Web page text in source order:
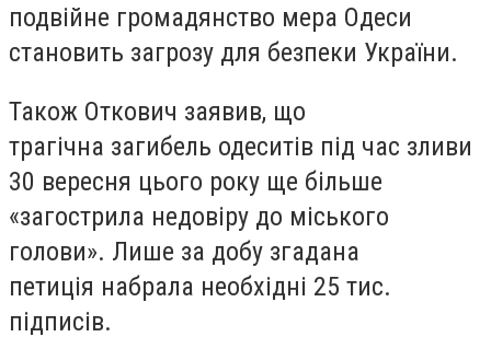
подвійне громадянство мера Одеси
становить загрозу для безпеки України.
Також Откович заявив, що
трагічна загибель одеситів під час зливи
30 вересня цього року ще більше
«загострила недовіру до міського
голови». Лише за добу згадана
петиція набрала необхідні 25 тис.
підписів.